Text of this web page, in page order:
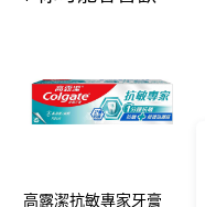
高露潔抗敏專家牙膏